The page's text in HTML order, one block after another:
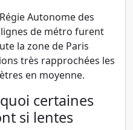
Autonome des
de métro furent
la zone de Paris
très rapprochées les
en moyenne.
certaines
si lentes